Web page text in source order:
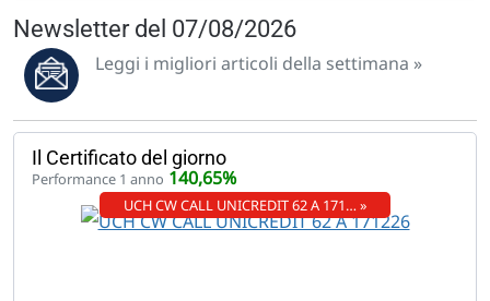
Newsletter del 07/08/2026
Leggi i migliori articoli della settimana »
Il Certificato del giorno
Performance 1 anno 140,65%
UCH CW CALL UNICREDIT 62 A 171… »